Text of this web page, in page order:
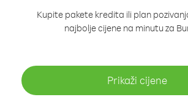
Kupite pakete kredita ili plan
najbolje cijene na minutu za
Prikaži cijene